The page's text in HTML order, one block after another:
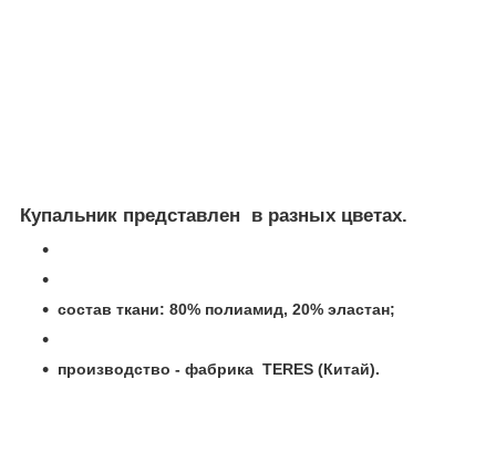
Купальник представлен в разных цветах.
состав ткани: 80% полиамид, 20% эластан;
производство - фабрика TERES (Китай).